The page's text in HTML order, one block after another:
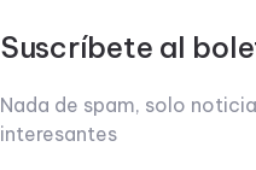
Suscríbete al
Nada de spam, solo
interesantes